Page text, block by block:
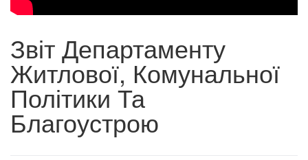
Звіт Департаменту
Житлової, Комунальної
Політики Та
Благоустрою